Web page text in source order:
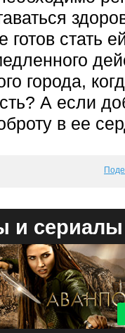
стать
города,
А если
в ее
и сериалы